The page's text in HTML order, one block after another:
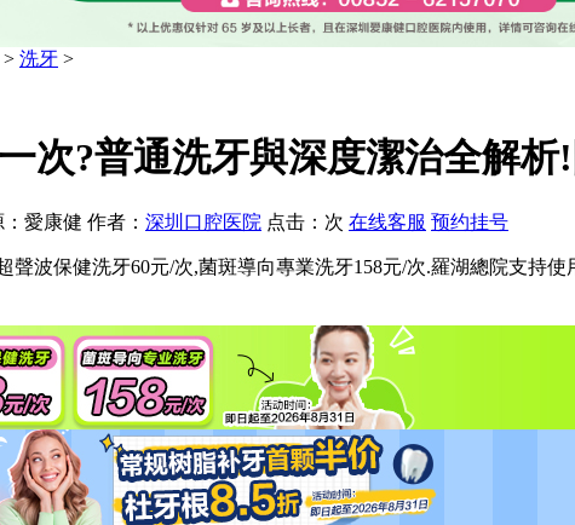
> 洗牙 >
次?普通洗牙與深度潔治全解
愛康健 作者： 深圳口腔医院 点击： 次 在线客服 预约挂号
聲波保健洗牙60元/次,菌斑導向專業洗牙158元/次.羅湖總院支